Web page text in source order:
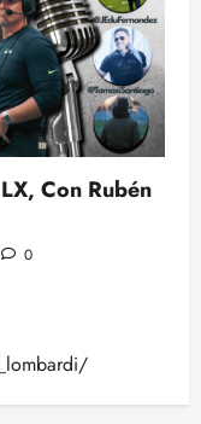
Con Rubén
0